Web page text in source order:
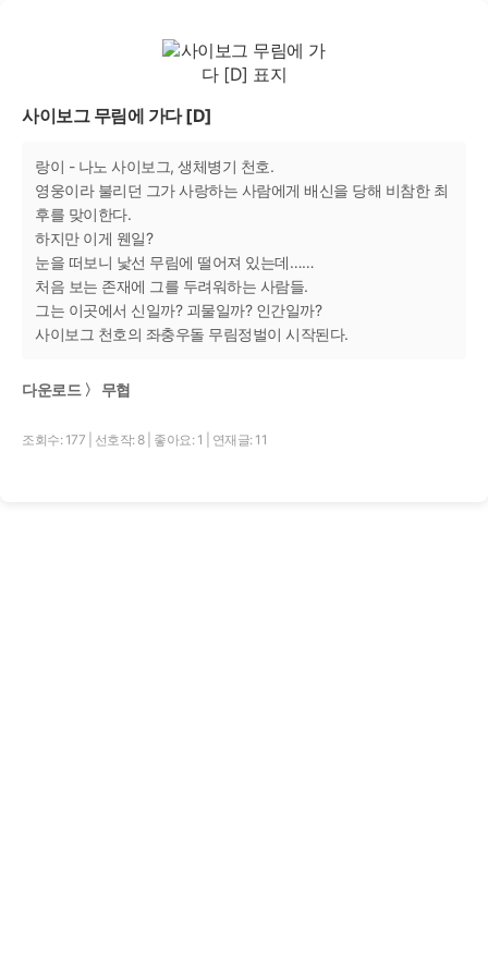
사이보그 무림에 가다 [D]
랑이 - 나노 사이보그, 생체병기 천호.
영웅이라 불리던 그가 사랑하는 사람에게 배신을 당해 비참한 최
후를 맞이한다.
하지만 이게 웬일?
눈을 떠보니 낯선 무림에 떨어져 있는데……
처음 보는 존재에 그를 두려워하는 사람들.
그는 이곳에서 신일까? 괴물일까? 인간일까?
사이보그 천호의 좌충우돌 무림정벌이 시작된다.
다운로드 〉 무협
조회수: 177 선호작: 8 좋아요: 1 연재글: 11